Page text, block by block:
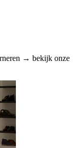
→ bekijk onze